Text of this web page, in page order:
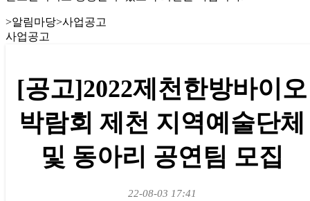
>알림마당>사업공고
사업공고
[공고]2022제천한방바이오
박람회 제천 지역예술단체
및 동아리 공연팀 모집
22-08-03 17:41